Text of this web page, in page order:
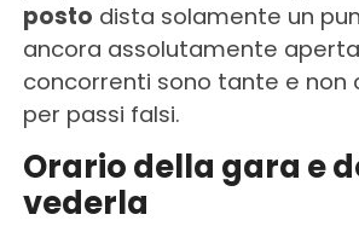
posto dista solamente un
ancora assolutamente
concorrenti sono tante e non
per passi falsi.
Orario della gara e
vederla